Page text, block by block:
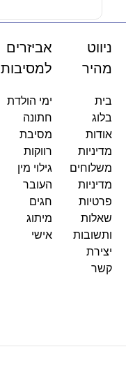
ניווט
מהיר
בית
בלוג
אודות
מדיניות
משלוחים
מדיניות
פרטיות
שאלות
ותשובות
יצירת
קשר
אביזרים
למסיבות
ימי הולדת
חתונה
מסיבת
רווקות
גילוי מין
העובר
חגים
מיתוג
אישי